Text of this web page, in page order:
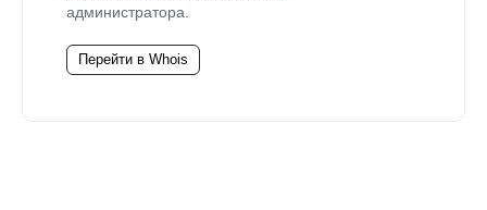
администратора.
Перейти в Whois